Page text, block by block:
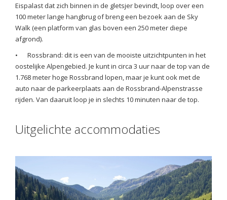
Eispalast dat zich binnen in de gletsjer bevindt, loop over een
100 meter lange hangbrug of breng een bezoek aan de Sky
Walk (een platform van glas boven een 250 meter diepe
afgrond).
•
Rossbrand: dit is een van de mooiste uitzichtpunten in het
oostelijke Alpengebied. Je kunt in circa 3 uur naar de top van de
1.768 meter hoge Rossbrand lopen, maar je kunt ook met de
auto naar de parkeerplaats aan de Rossbrand-Alpenstrasse
rijden. Van daaruit loop je in slechts 10 minuten naar de top.
Uitgelichte accommodaties